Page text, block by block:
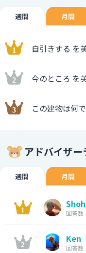
週間 月間
自引きする を
今のところ を
この建物は何
アドバイザ
週間 月間
回答数
Ken
回答数